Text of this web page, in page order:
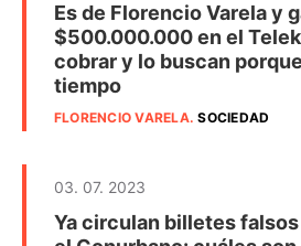
Es de Florencio Varela y
$500.000.000 en el
cobrar y lo buscan
tiempo
FLORENCIO VARELA.SOCIEDAD
03. 07. 2023
Ya circulan billetes